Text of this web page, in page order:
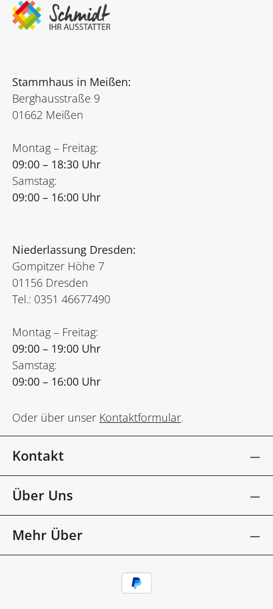
Stammhaus in Meißen:
Berghausstraße 9
01662 Meißen
Montag – Freitag:
09:00 – 18:30 Uhr
Samstag:
09:00 – 16:00 Uhr
Niederlassung Dresden:
Gompitzer Höhe 7
01156 Dresden
Tel.: 0351 46677490
Montag – Freitag:
09:00 – 19:00 Uhr
Samstag:
09:00 – 16:00 Uhr
Oder über unser Kontaktformular.
Kontakt
Über Uns
Mehr Über